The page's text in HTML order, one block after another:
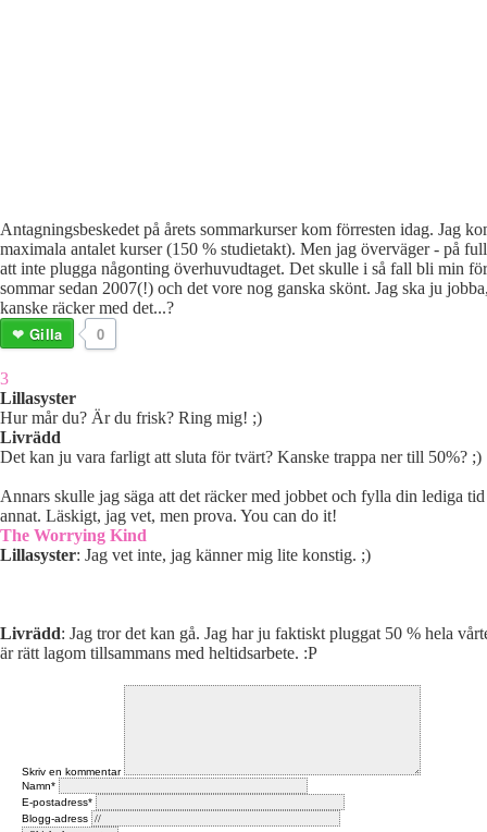
Antagningsbeskedet på årets sommarkurser kom förresten idag. Jag
maximala antalet kurser (150 % studietakt). Men jag överväger - på
att inte plugga någonting överhuvudtaget. Det skulle i så fall bli min
sommar sedan 2007(!) och det vore nog ganska skönt. Jag ska ju
kanske räcker med det...?
0
Gilla
3
Lillasyster
Hur mår du? Är du frisk? Ring mig! ;)
Livrädd
Det kan ju vara farligt att sluta för tvärt? Kanske trappa ner till 50%? ;)
Annars skulle jag säga att det räcker med jobbet och fylla din lediga
annat. Läskigt, jag vet, men prova. You can do it!
The Worrying Kind
Lillasyster: Jag vet inte, jag känner mig lite konstig. ;)
Livrädd: Jag tror det kan gå. Jag har ju faktiskt pluggat 50 % hela
är rätt lagom tillsammans med heltidsarbete. :P
Skriv en kommentar
Namn*
E-postadress*
Blogg-adress